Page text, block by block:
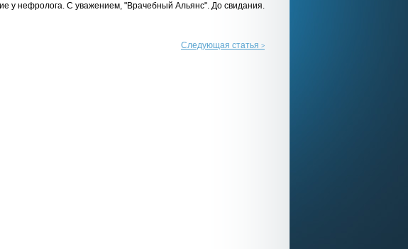
у нефролога. С уважением, "Врачебный Альянс". До свидания.
Следующая статья >